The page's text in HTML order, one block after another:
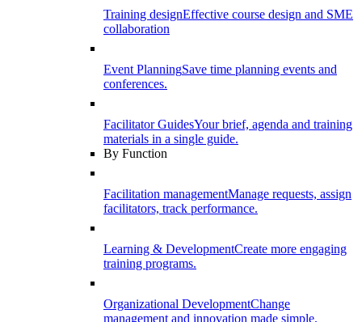
Training designEffective course design and SME
collaboration
Event PlanningSave time planning events and
conferences.
Facilitator GuidesYour brief, agenda and training
materials in a single guide.
By Function
Facilitation managementManage requests, assign
facilitators, track performance.
Learning & DevelopmentCreate more engaging
training programs.
Organizational DevelopmentChange
management and innovation made simple.